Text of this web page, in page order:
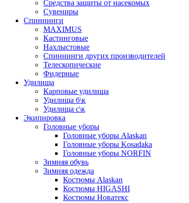
Средства защиты от насекомых
Сувениры
Спиннинги
MAXIMUS
Кастинговые
Нахлыстовые
Спиннинги других производителей
Телескопические
Фидерные
Удилища
Карповые удилища
Удилища б\к
Удилища с\к
Экипировка
Головные уборы
Головные уборы Alaskan
Головные уборы Kosadaka
Головные уборы NORFIN
Зимняя обувь
Зимняя одежда
Костюмы Alaskan
Костюмы HIGASHI
Костюмы Новатекс